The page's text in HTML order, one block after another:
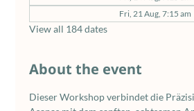
Fri, 21 Aug, 7:15 am
View all 184 dates
About the event
Dieser Workshop verbindet die